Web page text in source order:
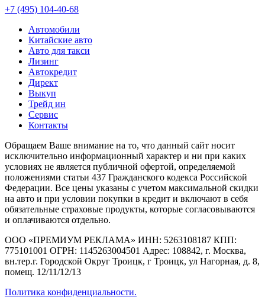
+7 (495) 104-40-68
Автомобили
Китайские авто
Авто для такси
Лизинг
Автокредит
Директ
Выкуп
Трейд ин
Сервис
Контакты
Обращаем Ваше внимание на то, что данный сайт носит
исключительно информационный характер и ни при каких
условиях не является публичной офертой, определяемой
положениями статьи 437 Гражданского кодекса Российской
Федерации. Все цены указаны с учетом максимальной скидки
на авто и при условии покупки в кредит и включают в себя
обязательные страховые продукты, которые согласовываются
и оплачиваются отдельно.
ООО «ПРЕМИУМ РЕКЛАМА» ИНН: 5263108187 КПП:
775101001 ОГРН: 1145263004501 Адрес: 108842, г. Москва,
вн.тер.г. Городской Округ Троицк, г Троицк, ул Нагорная, д. 8,
помещ. 12/11/12/13
Политика конфиденциальности.